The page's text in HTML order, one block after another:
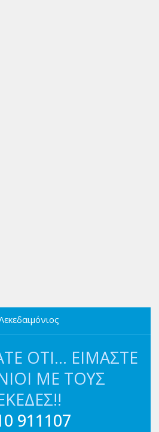
ΌΤΙ… ΕΊΜΑΣΤΕ
ΜΕ ΤΟΥΣ
911107